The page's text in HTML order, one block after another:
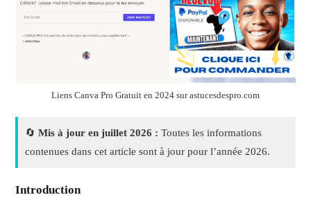
Liens Canva Pro Gratuit en 2024 sur astucesdespro.com
🔄Mis à jour en juillet 2026 : Toutes les informations
contenues dans cet article sont à jour pour l’année 2026.
Introduction